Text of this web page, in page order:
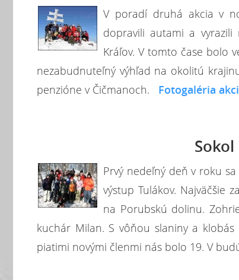
V poradí druhá akcia v
dopravili autami a
Kráľov. V tomto čase bolo
nezabudnuteľný výhľad na okolitú
penzióne v Čičmanoch. Fotogaléria
Prvý nedeľný deň v roku
výstup Tulákov. Najväčšie
na Porubskú dolinu.
kuchár Milan. S vôňou slaniny a
piatimi novými členmi nás bolo 19. V